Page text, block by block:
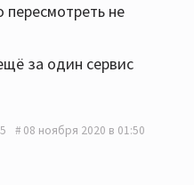
пересмотреть не
за один сервис
08 ноября 2020 в 01:50